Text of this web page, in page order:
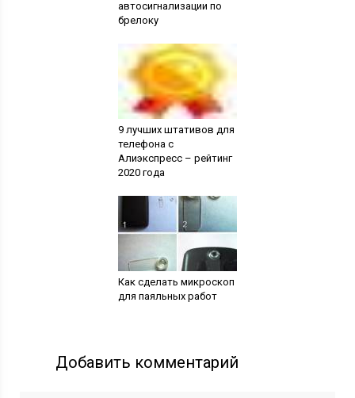
автосигнализации по
брелоку
9 лучших штативов для
телефона с
Алиэкспресс – рейтинг
2020 года
Как сделать микроскоп
для паяльных работ
Добавить комментарий